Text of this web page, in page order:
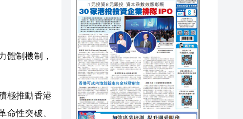
體制機制，
極推動香港
命性突破、